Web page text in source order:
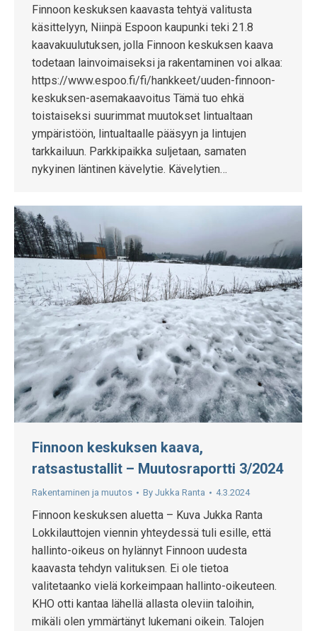
Finnoon keskuksen kaavasta tehtyä valitusta
käsittelyyn, Niinpä Espoon kaupunki teki 21.8
kaavakuulutuksen, jolla Finnoon keskuksen kaava
todetaan lainvoimaiseksi ja rakentaminen voi alkaa:
https://www.espoo.fi/fi/hankkeet/uuden-finnoon-
keskuksen-asemakaavoitus Tämä tuo ehkä
toistaiseksi suurimmat muutokset lintualtaan
ympäristöön, lintualtaalle pääsyyn ja lintujen
tarkkailuun. Parkkipaikka suljetaan, samaten
nykyinen läntinen kävelytie. Kävelytien…
Finnoon keskuksen kaava,
ratsastustallit – Muutosraportti 3/2024
Rakentaminen ja muutos By Jukka Ranta 4.3.2024
Finnoon keskuksen aluetta – Kuva Jukka Ranta
Lokkilauttojen viennin yhteydessä tuli esille, että
hallinto-oikeus on hylännyt Finnoon uudesta
kaavasta tehdyn valituksen. Ei ole tietoa
valitetaanko vielä korkeimpaan hallinto-oikeuteen.
KHO otti kantaa lähellä allasta oleviin taloihin,
mikäli olen ymmärtänyt lukemani oikein. Talojen